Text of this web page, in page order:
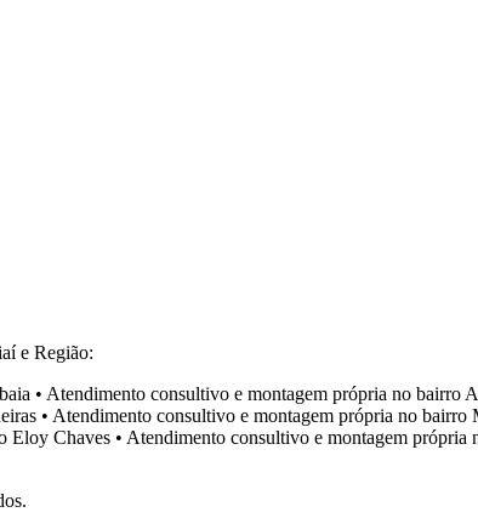
e Região:
• Atendimento consultivo e montagem própria no bairro
• Atendimento consultivo e montagem própria no bairro
Eloy Chaves • Atendimento consultivo e montagem própria